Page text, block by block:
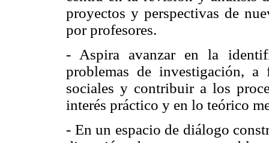
proyectos y perspectivas de
por profesores.
- Aspira avanzar en la
problemas de investigación, a
sociales y contribuir a los
interés práctico y en lo teórico
- En un espacio de diálogo